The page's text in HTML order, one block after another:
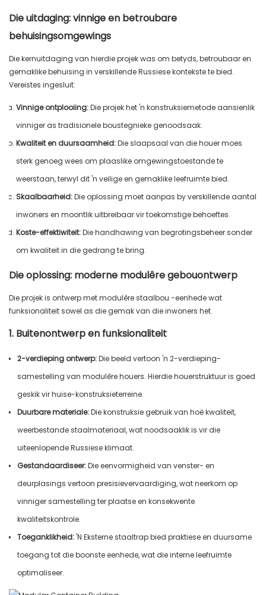
Die uitdaging: vinnige en betroubare
behuisingsomgewings
Die kernuitdaging van hierdie projek was om betyds, betroubaar en
gemaklike behuising in verskillende Russiese kontekste te bied.
Vereistes ingesluit:
Vinnige ontplooiing:Die projek het 'n konstruksiemetode aansienlik
vinniger as tradisionele boustegnieke genoodsaak.
Kwaliteit en duursaamheid:Die slaapsaal van die houer moes
sterk genoeg wees om plaaslike omgewingstoestande te
weerstaan, terwyl dit 'n veilige en gemaklike leefruimte bied.
Skaalbaarheid:Die oplossing moet aanpas by verskillende aantal
inwoners en moontlik uitbreibaar vir toekomstige behoeftes.
Koste-effektiwiteit:Die handhawing van begrotingsbeheer sonder
om kwaliteit in die gedrang te bring.
Die oplossing: moderne modulêre gebouontwerp
Die projek is ontwerp met modulêre staalbou -eenhede wat
funksionaliteit sowel as die gemak van die inwoners het.
1. Buitenontwerp en funksionaliteit
2-verdieping ontwerp:Die beeld vertoon 'n 2-verdieping-
samestelling van modulêre houers. Hierdie houerstruktuur is goed
geskik vir huise-konstruksieterreine.
Duurbare materiale:Die konstruksie gebruik van hoë kwaliteit,
weerbestande staalmateriaal, wat noodsaaklik is vir die
uiteenlopende Russiese klimaat.
Gestandaardiseer:Die eenvormigheid van venster- en
deurplasings vertoon presisievervaardiging, wat neerkom op
vinniger samestelling ter plaatse en konsekwente
kwaliteitskontrole.
Toeganklikheid:'N Eksterne staaltrap bied praktiese en duursame
toegang tot die boonste eenhede, wat die interne leefruimte
optimaliseer.